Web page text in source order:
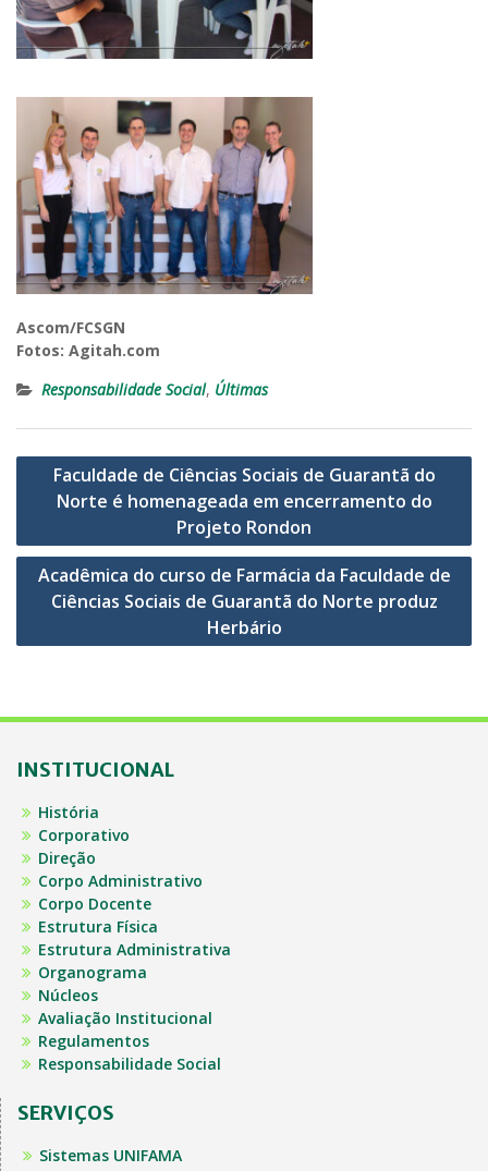
Ascom/FCSGN
Fotos: Agitah.com
Responsabilidade Social, Últimas
Navegação
Faculdade de Ciências Sociais de Guarantã do
Norte é homenageada em encerramento do
Projeto Rondon
Acadêmica do curso de Farmácia da Faculdade de
Ciências Sociais de Guarantã do Norte produz
Herbário
INSTITUCIONAL
História
Corporativo
Direção
Corpo Administrativo
Corpo Docente
Estrutura Física
Estrutura Administrativa
Organograma
Núcleos
Avaliação Institucional
Regulamentos
Responsabilidade Social
SERVIÇOS
Sistemas UNIFAMA